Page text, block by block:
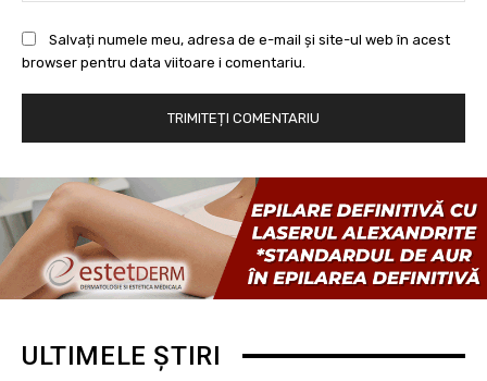
Salvați numele meu, adresa de e-mail și site-ul web în acest
browser pentru data viitoare i comentariu.
ULTIMELE ȘTIRI